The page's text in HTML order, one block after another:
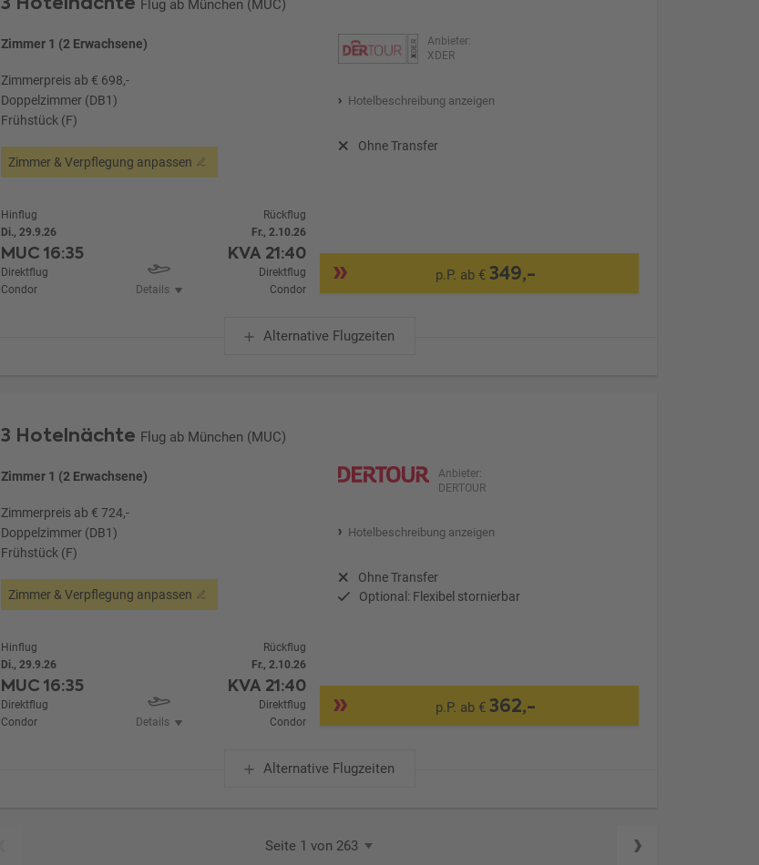
Flug ab München (MUC)
Zimmer 1 (2 Erwachsene)
Zimmerpreis ab € 698,-
Doppelzimmer (DB1)
Frühstück (F)
Zimmer & Verpflegung anpassen
Anbieter:
XDER
Hotelbeschreibung anzeigen
Ohne Transfer
Hinflug
Di., 29.9.26
MUC16:35
Direktflug
Condor
Details
Rückflug
Fr., 2.10.26
KVA 21:40
Direktflug
Condor
p.P. ab €349,-
Alternative Flugzeiten
3 Hotelnächte Flug ab München (MUC)
Zimmer 1 (2 Erwachsene)
Zimmerpreis ab € 724,-
Doppelzimmer (DB1)
Frühstück (F)
Zimmer & Verpflegung anpassen
Anbieter:
DERTOUR
Hotelbeschreibung anzeigen
Ohne Transfer
Optional: Flexibel stornierbar
Hinflug
Di., 29.9.26
MUC16:35
Direktflug
Condor
Details
Rückflug
Fr., 2.10.26
KVA 21:40
Direktflug
Condor
p.P. ab €362,-
Alternative Flugzeiten
Seite 1 von 263